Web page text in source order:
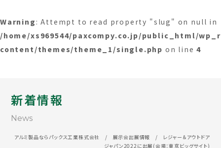
Warning : Attempt to read property "slug" on null in
/home/xs969544/paxcompy.co.jp/public_html/
content/themes/theme_1/single.php on line4
新着情報
News
アルミ製品ならパックス工業株式会社 / 展示会出展情報 / レジャー＆アウトドア
ジャパン2022に出展(会場：東京ビッグサイト)